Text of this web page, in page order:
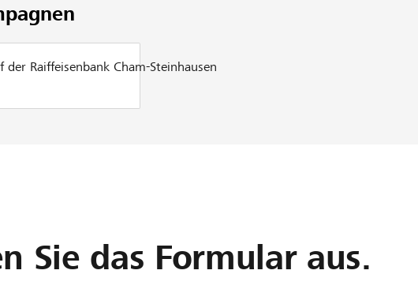
der Raiffeisenbank Cham-Steinhausen
Sie das Formular aus.